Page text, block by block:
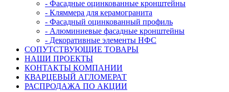
- Фасадные оцинкованные кронштейны
- Кляммера для керамогранита
- Фасадный оцинкованный профиль
- Алюминиевые фасадные кронштейны
- Декоративные элементы НФС
СОПУТСТВУЮЩИЕ ТОВАРЫ
НАШИ ПРОЕКТЫ
КОНТАКТЫ КОМПАНИИ
КВАРЦЕВЫЙ АГЛОМЕРАТ
РАСПРОДАЖА ПО АКЦИИ